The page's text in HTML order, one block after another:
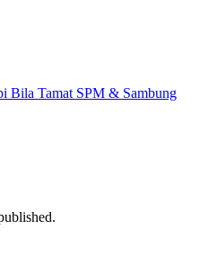
Bila Tamat SPM & Sambung